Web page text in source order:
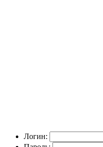
Логин: